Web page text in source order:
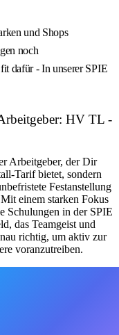
und Shops
noch
dafür - In unserer SPIE
HV TL -
Arbeitgeber, der Dir
Tarif bietet, sondern
Festanstellung
einem starken Fokus
Schulungen in der SPIE
das Teamgeist und
richtig, um aktiv zur
voranzutreiben.